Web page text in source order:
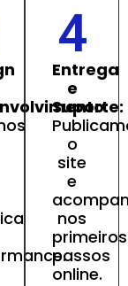
4
Entrega
e
Suporte:
o
site
e
nos
primeiros
passos
online.